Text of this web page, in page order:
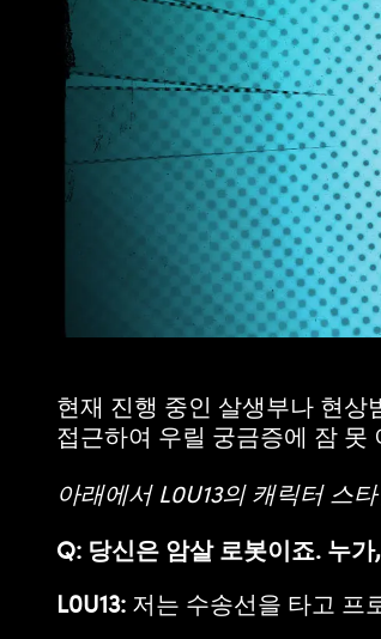
현재 진행 중인 살생부나 현상
접근하여 우릴 궁금증에 잠
아래에서 L0U13의 캐릭터 스
Q: 당신은 암살 로봇이죠. 누
L0U13: 저는 수송선을 타고 프